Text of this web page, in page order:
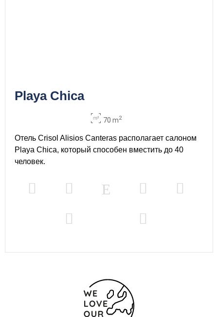
Playa Chica
70 m2
Отель Crisol Alisios Canteras располагает салоном
Playa Chica, который способен вместить до 40
человек.